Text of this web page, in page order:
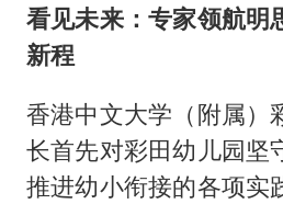
看见未来：专家领航明
新程
香港中文大学（附属）
长首先对彩田幼儿园坚
推进幼小衔接的各项实